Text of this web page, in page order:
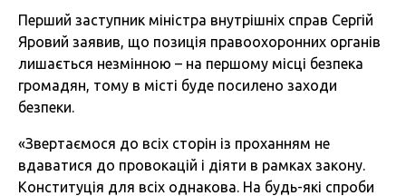
Перший заступник міністра внутрішніх справ Сергій
Яровий заявив, що позиція правоохоронних органів
лишається незмінною – на першому місці безпека
громадян, тому в місті буде посилено заходи
безпеки.
«Звертаємося до всіх сторін із проханням не
вдаватися до провокацій і діяти в рамках закону.
Конституція для всіх однакова. На будь-які спроби